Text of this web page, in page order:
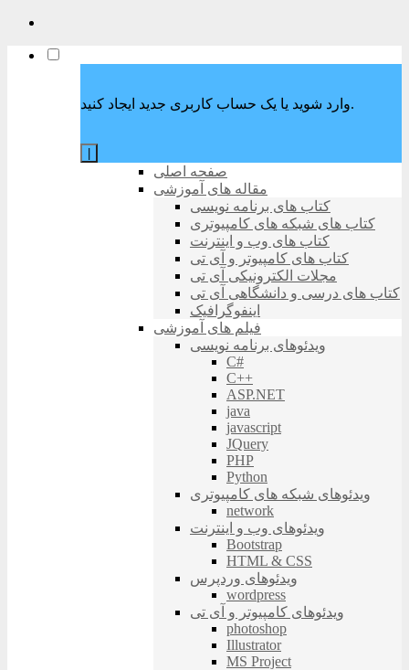
وارد شوید یا یک حساب کاربری جدید ایجاد کنید.
صفحه اصلی
مقاله های آموزشی
کتاب های برنامه نویسی
کتاب های شبکه های کامپیوتری
کتاب های وب و اینترنت
کتاب های کامپیوتر و آی تی
مجلات الکترونیکی آی تی
کتاب های درسی و دانشگاهی آی تی
اینفوگرافیک
فیلم های آموزشی
ویدئوهای برنامه نویسی
C#
C++
ASP.NET
java
javascript
JQuery
PHP
Python
ویدئوهای شبکه های کامپیوتری
network
ویدئوهای وب و اینترنت
Bootstrap
HTML & CSS
ویدئوهای وردپرس
wordpress
ویدئوهای کامپیوتر و آی تی
photoshop
Illustrator
MS Project